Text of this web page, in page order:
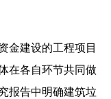
金建设的工程项目
在各自环节共同做
报告中明确建筑垃